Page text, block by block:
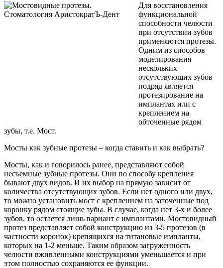
Для восстановления
функциональной
способности челюсти
при отсутствии зубов
применяются протезы.
Одним из способов
моделирования
нескольких
отсутствующих зубов
подряд является
протезирование на
имплантах или с
креплением на
обточенные рядом
зубы, т.е. Мост.
Мосты как зубные протезы – когда ставить и как выбрать?
Мосты, как и говорилось ранее, представляют собой
несъемные зубные протезы. Они по способу крепления
бывают двух видов. И их выбор на прямую зависит от
количества отсутствующих зубов. Если нет одного или двух,
то можно установить мост с креплением на заточенные под
коронку рядом стоящие зубы. В случае, когда нет 3-х и более
зубов, то остается лишь вариант с имплантами. Мостовидный
протез представляет собой конструкцию из 3-5 протезов (в
частности коронок) крепящихся на титановые импланты,
которых на 1-2 меньше. Таким образом загруженность
челюсти вживленными конструкциями уменьшается и при
этом полностью сохраняются ее функции.